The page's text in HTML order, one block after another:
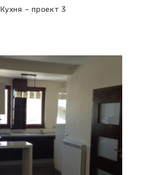
Кухня – проект 3
Кухни